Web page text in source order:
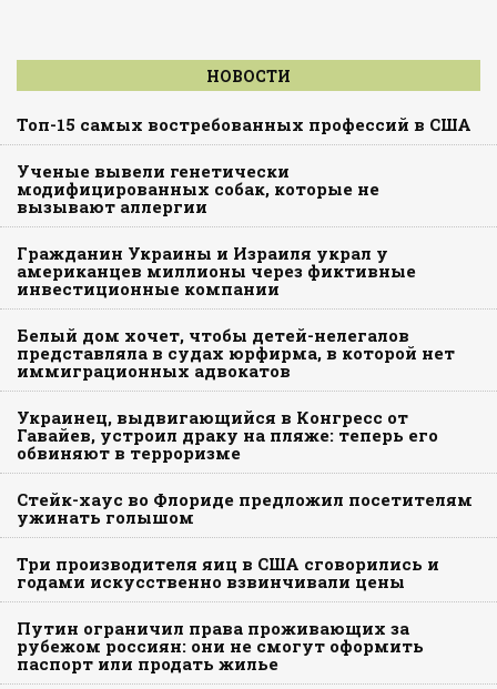
НОВОСТИ
Топ-15 самых востребованных профессий в США
Ученые вывели генетически
модифицированных собак, которые не
вызывают аллергии
Гражданин Украины и Израиля украл у
американцев миллионы через фиктивные
инвестиционные компании
Белый дом хочет, чтобы детей-нелегалов
представляла в судах юрфирма, в которой нет
иммиграционных адвокатов
Украинец, выдвигающийся в Конгресс от
Гавайев, устроил драку на пляже: теперь его
обвиняют в терроризме
Стейк-хаус во Флориде предложил посетителям
ужинать голышом
Три производителя яиц в США сговорились и
годами искусственно взвинчивали цены
Путин ограничил права проживающих за
рубежом россиян: они не смогут оформить
паспорт или продать жилье